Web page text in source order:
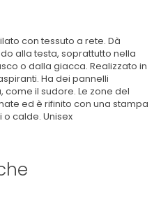
con tessuto a rete. Dà
alla testa, soprattutto nella
o dalla giacca. Realizzato in
Ha dei pannelli
il sudore. Le zone del
ed è rifinito con una stampa
calde. Unisex